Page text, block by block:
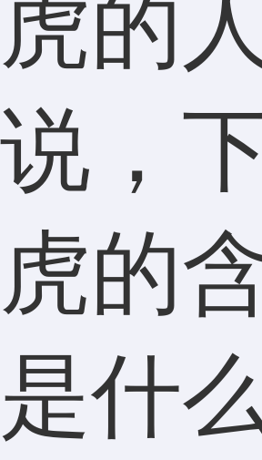
虎的
说，
虎的
是什